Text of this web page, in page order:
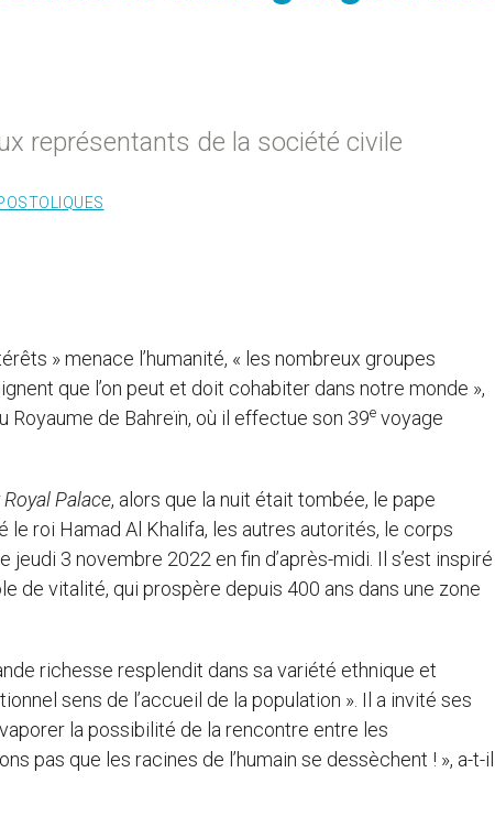
représentants de la société civile
» menace l’humanité, « les nombreux groupes
que l’on peut et doit cohabiter dans notre monde »,
de Bahreïn, où il effectue son 39e voyage
Palace, alors que la nuit était tombée, le pape
roi Hamad Al Khalifa, les autres autorités, le corps
3 novembre 2022 en fin d’après-midi. Il s’est inspiré
de vitalité, qui prospère depuis 400 ans dans une zone
richesse resplendit dans sa variété ethnique et
sens de l’accueil de la population ». Il a invité ses
la possibilité de la rencontre entre les
pas que les racines de l’humain se dessèchent ! », a-t-il